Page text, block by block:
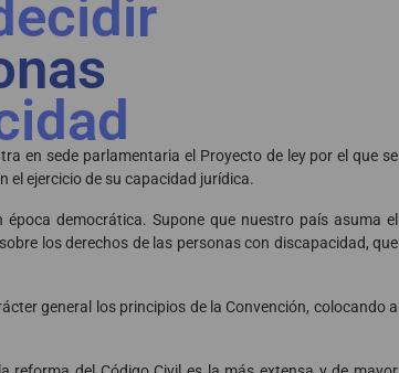
en sede parlamentaria el Proyecto de ley por el que se
el ejercicio de su capacidad jurídica.
democrática. Supone que nuestro país asuma el
los derechos de las personas con discapacidad, que
general los principios de la Convención, colocando a